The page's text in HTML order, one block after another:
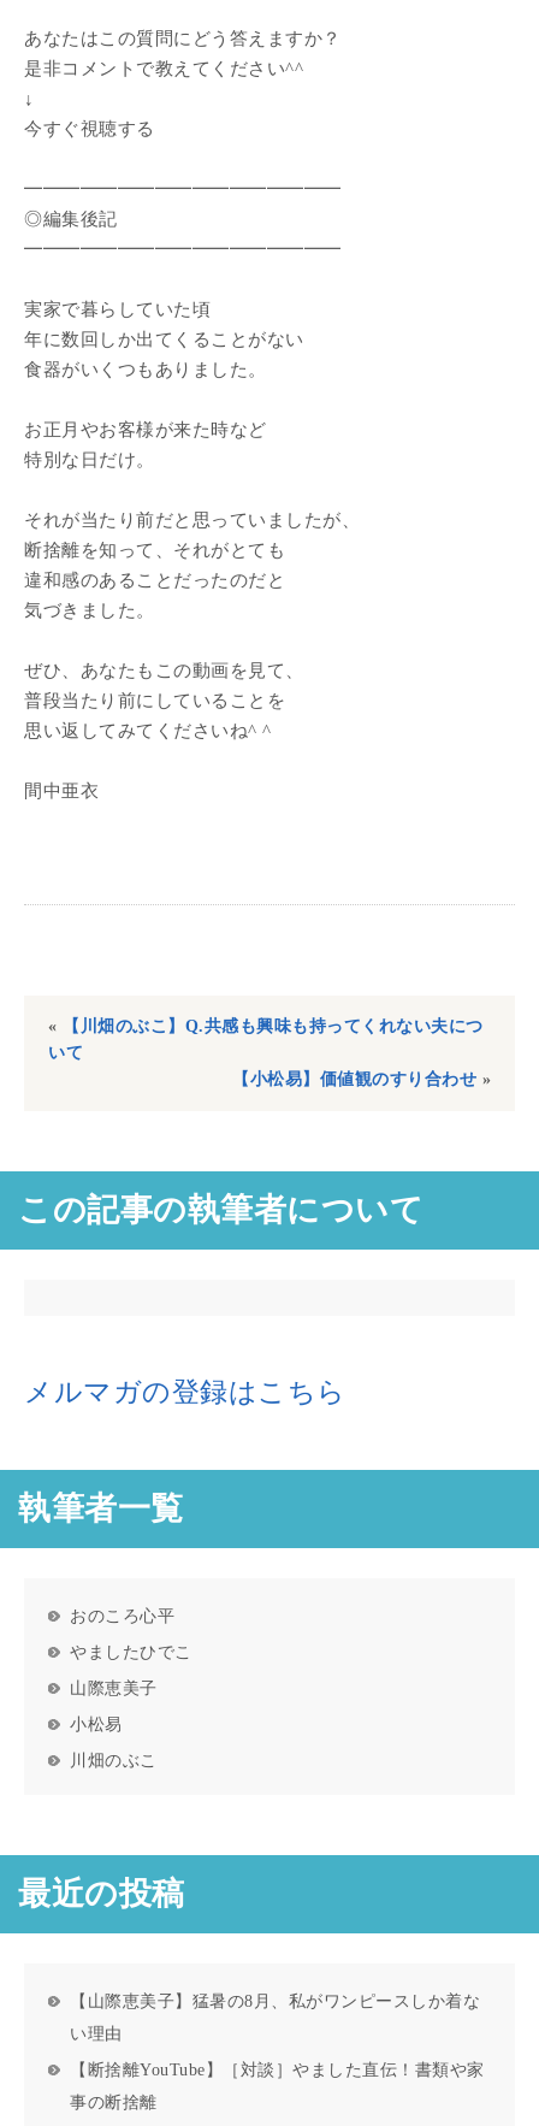
あなたはこの質問にどう答えますか？
是非コメントで教えてください^^
↓
今すぐ視聴する
━━━━━━━━━━━━━━━━━
◎編集後記
━━━━━━━━━━━━━━━━━
実家で暮らしていた頃
年に数回しか出てくることがない
食器がいくつもありました。
お正月やお客様が来た時など
特別な日だけ。
それが当たり前だと思っていましたが、
断捨離を知って、それがとても
違和感のあることだったのだと
気づきました。
ぜひ、あなたもこの動画を見て、
普段当たり前にしていることを
思い返してみてくださいね^ ^
間中亜衣
«
【川畑のぶこ】Q.共感も興味も持ってくれない夫につ
いて
【小松易】価値観のすり合わせ »
この記事の執筆者について
メルマガの登録はこちら
執筆者一覧
おのころ心平
やましたひでこ
山際恵美子
小松易
川畑のぶこ
最近の投稿
【山際恵美子】猛暑の8月、私がワンピースしか着な
い理由
【断捨離YouTube】［対談］やました直伝！書類や家
事の断捨離